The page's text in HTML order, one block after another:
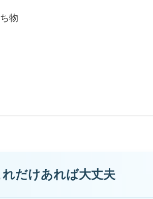
物
だけあれば大丈夫